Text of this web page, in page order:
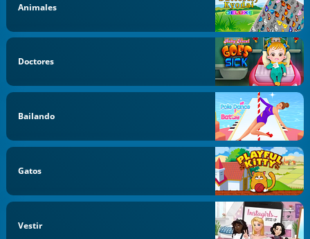
Animales
Doctores
Bailando
Gatos
Vestir